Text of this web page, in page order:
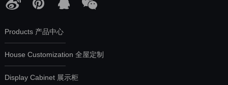
Products 产品中心
House Customization 全屋定制
Display Cabinet 展示柜